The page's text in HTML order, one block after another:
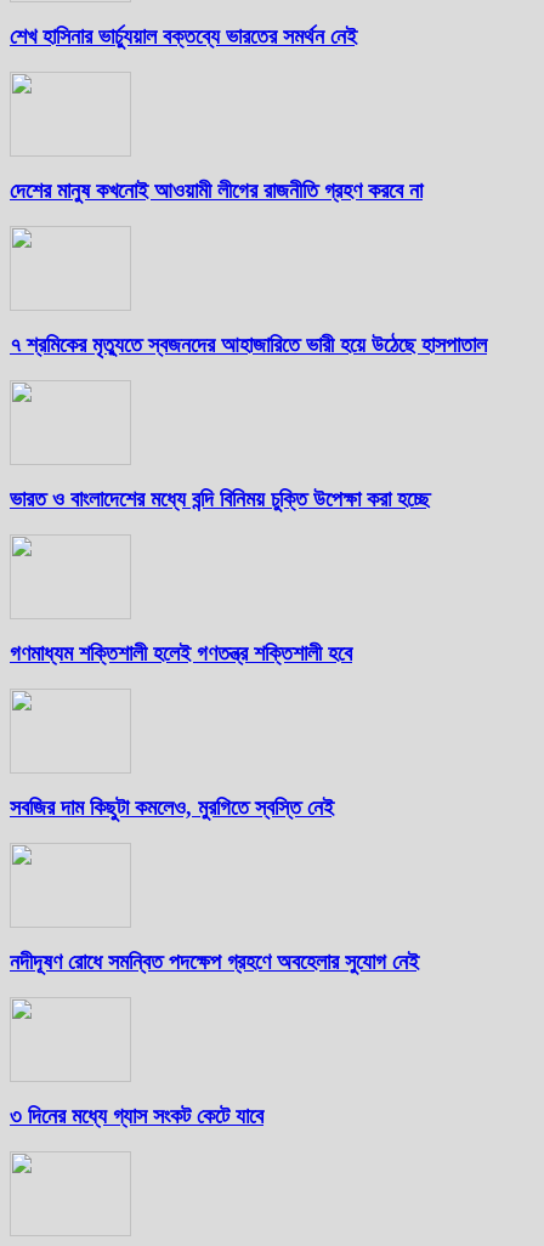
শেখ হাসিনার ভার্চ্যুয়াল বক্তব্যে ভারতের সমর্থন নেই
দেশের মানুষ কখনোই আওয়ামী লীগের রাজনীতি গ্রহণ করবে না
৭ শ্রমিকের মৃত্যুতে স্বজনদের আহাজারিতে ভারী হয়ে উঠেছে হাসপাতাল
ভারত ও বাংলাদেশের মধ্যে বন্দি বিনিময় চুক্তি উপেক্ষা করা হচ্ছে
গণমাধ্যম শক্তিশালী হলেই গণতন্ত্র শক্তিশালী হবে
সবজির দাম কিছুটা কমলেও, মুরগিতে স্বস্তি নেই
নদীদূষণ রোধে সমন্বিত পদক্ষেপ গ্রহণে অবহেলার সুযোগ নেই
৩ দিনের মধ্যে গ্যাস সংকট কেটে যাবে